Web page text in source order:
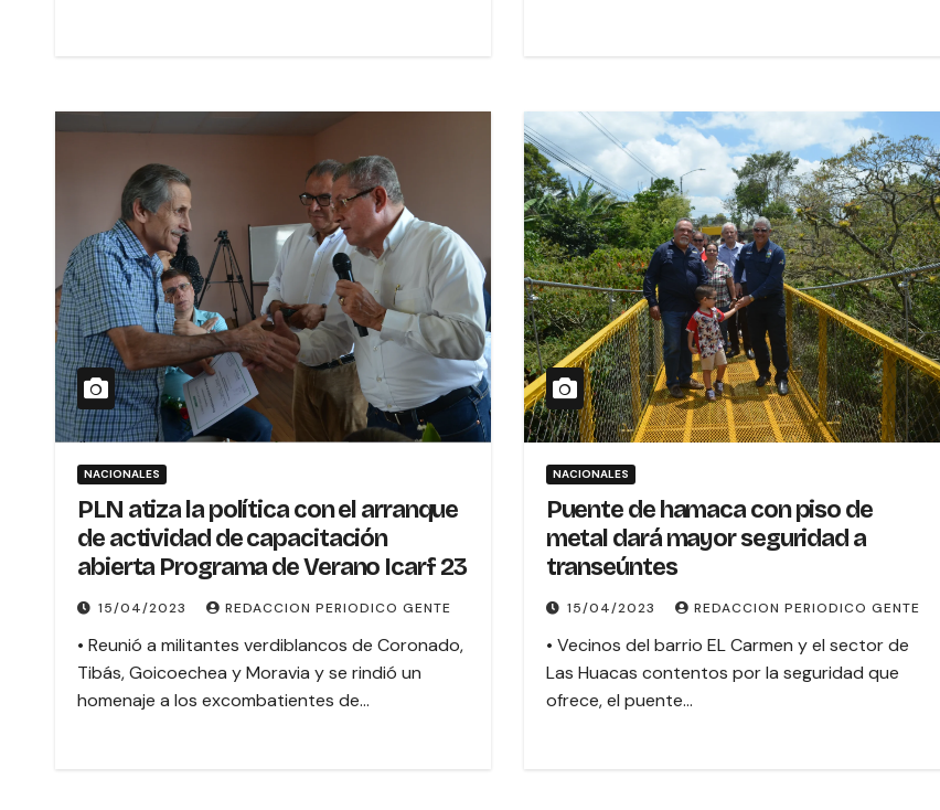
NACIONALES
PLN atiza la política con el arranque
de actividad de capacitación
abierta Programa de Verano Icarf 23
15/04/2023 REDACCION PERIODICO GENTE
• Reunió a militantes verdiblancos de Coronado,
Tibás, Goicoechea y Moravia y se rindió un
homenaje a los excombatientes de…
NACIONALES
Puente de hamaca con piso de
metal dará mayor seguridad a
transeúntes
15/04/2023 REDACCION PERIODICO GENTE
• Vecinos del barrio EL Carmen y el sector de
Las Huacas contentos por la seguridad que
ofrece, el puente…